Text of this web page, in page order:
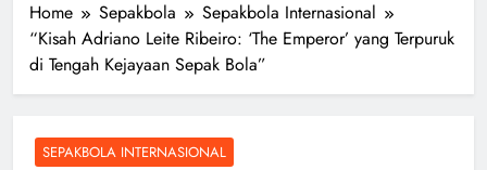
Home Sepakbola
Sepakbola Internasional
“Kisah Adriano Leite Ribeiro: ‘The Emperor’ yang Terpuruk
di Tengah Kejayaan Sepak Bola”
SEPAKBOLA INTERNASIONAL